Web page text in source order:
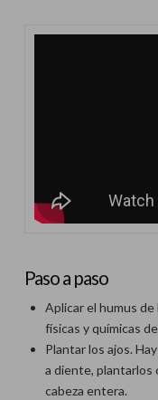
Paso a paso
Aplicar el humus de
físicas y químicas
Plantar los ajos.
a diente, plantarlos
cabeza entera.